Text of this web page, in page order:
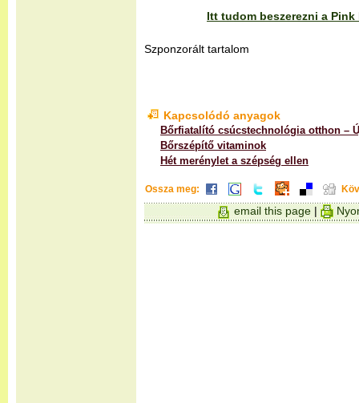
Itt tudom beszerezni a
Szponzorált tartalom
Kapcsolódó anyagok
Bőrfiatalító csúcstechnológia otthon –
Bőrszépítő vitaminok
Hét merénylet a szépség ellen
Ossza meg:
email this page|